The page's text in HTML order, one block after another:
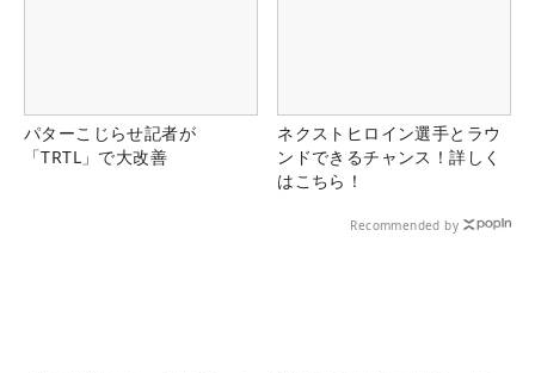
パターこじらせ記者が
「TRTL」で大改善
ネクストヒロイン選手とラウ
ンドできるチャンス！詳しく
はこちら！
Recommended by